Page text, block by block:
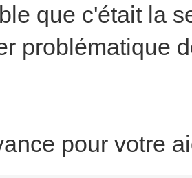
que c'était la
problématique
pour votre